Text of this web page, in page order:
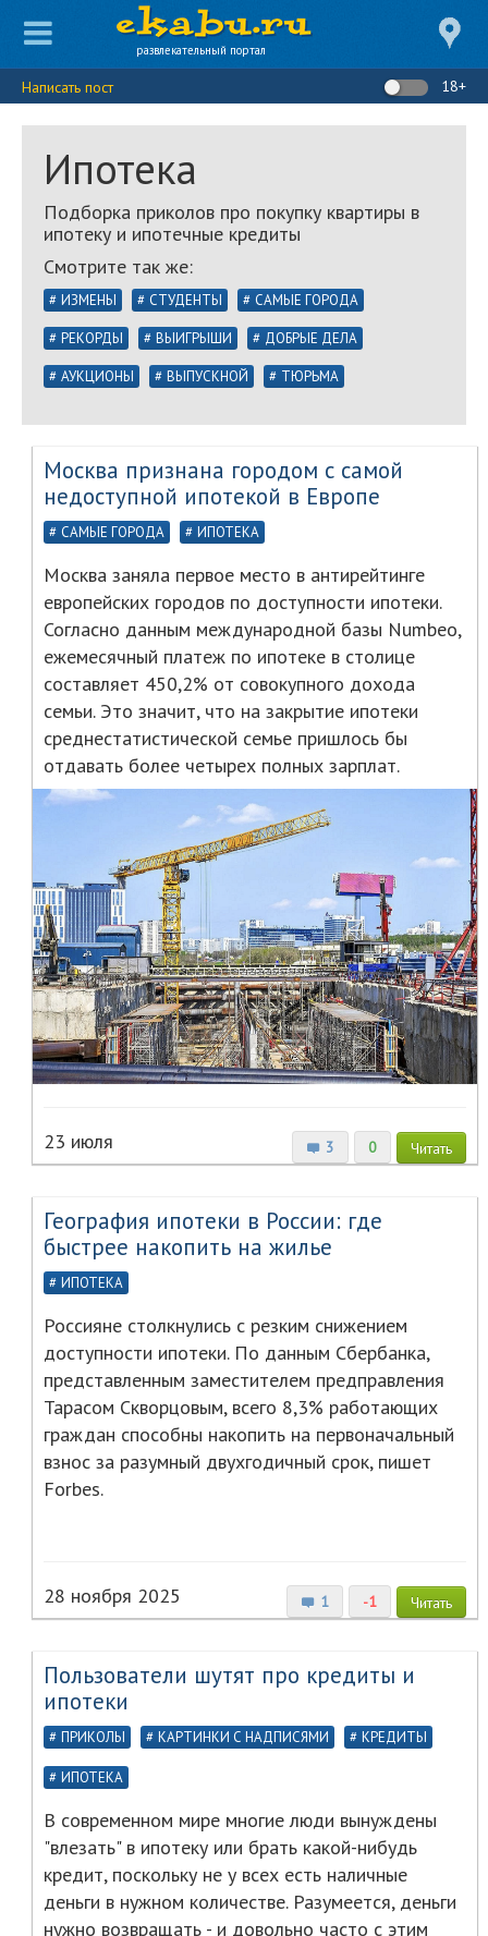
развлекательный портал
Написать пост 18+
Ипотека
Подборка приколов про покупку квартиры в
ипотеку и ипотечные кредиты
Смотрите так же:
ИЗМЕНЫ СТУДЕНТЫ САМЫЕ ГОРОДА
РЕКОРДЫ ВЫИГРЫШИ ДОБРЫЕ ДЕЛА
АУКЦИОНЫ ВЫПУСКНОЙ ТЮРЬМА
Москва признана городом с самой
недоступной ипотекой в Европе
САМЫЕ ГОРОДА ИПОТЕКА
Москва заняла первое место в антирейтинге
европейских городов по доступности ипотеки.
Согласно данным международной базы Numbeo,
ежемесячный платеж по ипотеке в столице
составляет 450,2% от совокупного дохода
семьи. Это значит, что на закрытие ипотеки
среднестатистической семье пришлось бы
отдавать более четырех полных зарплат.
3 0 Читать
23 июля
География ипотеки в России: где
быстрее накопить на жилье
ИПОТЕКА
Россияне столкнулись с резким снижением
доступности ипотеки. По данным Сбербанка,
представленным заместителем предправления
Тарасом Скворцовым, всего 8,3% работающих
граждан способны накопить на первоначальный
взнос за разумный двухгодичный срок, пишет
Forbes.
1 -1 Читать
28 ноября 2025
Пользователи шутят про кредиты и
ипотеки
ПРИКОЛЫ КАРТИНКИ С НАДПИСЯМИ КРЕДИТЫ
ИПОТЕКА
В современном мире многие люди вынуждены
"влезать" в ипотеку или брать какой-нибудь
кредит, поскольку не у всех есть наличные
деньги в нужном количестве. Разумеется, деньги
нужно возвращать - и довольно часто с этим